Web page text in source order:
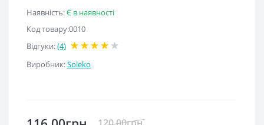
Наявність:Є в наявності
Код товару:0010
Відгуки:(4)
Виробник:Soleko